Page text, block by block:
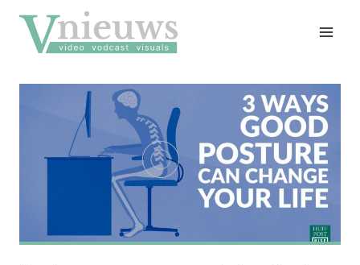
naar
inhoud